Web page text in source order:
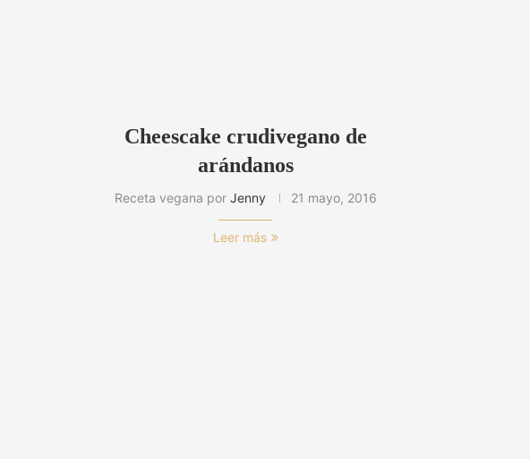
Cheescake crudivegano de
arándanos
Receta vegana por Jenny 21 mayo, 2016
Leer más